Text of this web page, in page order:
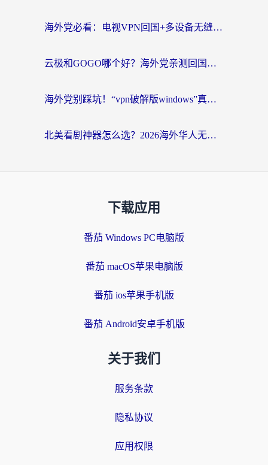
海外党必看：电视VPN回国+多设备无缝访问国内资源的实用指南
云极和GOGO哪个好？海外党亲测回国加速器选择指南（附iOS免费&Windows VPN实用技巧）
海外党别踩坑！“vpn破解版windows”真的能用？教你选对回国加速器无缝刷国内资源
北美看剧神器怎么选？2026海外华人无缝访问国内资源全攻略
下载应用
番茄 Windows PC电脑版
番茄 macOS苹果电脑版
番茄 ios苹果手机版
番茄 Android安卓手机版
关于我们
服务条款
隐私协议
应用权限